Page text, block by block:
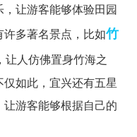
让游客能够体验田园
多著名景点，比如竹
让人仿佛置身竹海之
如此，宜兴还有五星
游客能够根据自己的